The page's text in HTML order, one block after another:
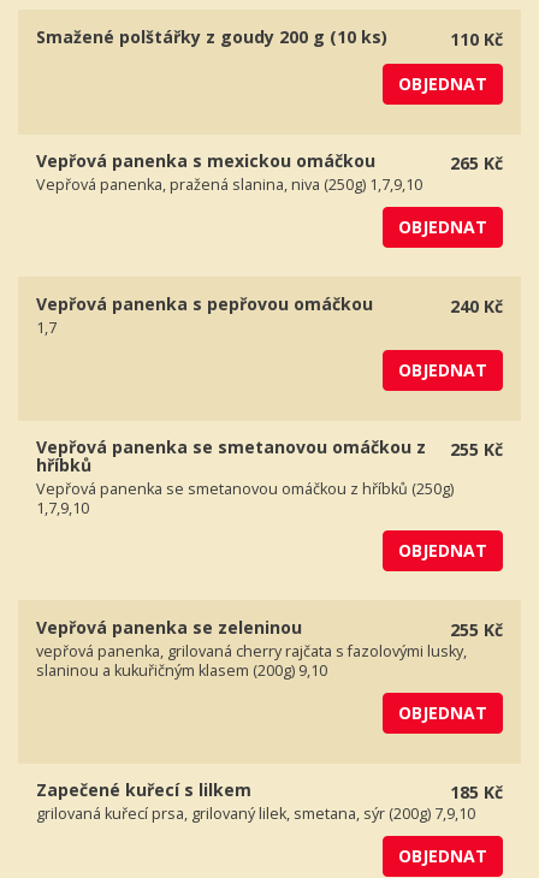
110 Kč
Smažené polštářky z goudy 200 g (10 ks)
OBJEDNAT
265 Kč
Vepřová panenka s mexickou omáčkou
Vepřová panenka, pražená slanina, niva (250g) 1,7,9,10
OBJEDNAT
240 Kč
Vepřová panenka s pepřovou omáčkou
1,7
OBJEDNAT
255 Kč
Vepřová panenka se smetanovou omáčkou z
hříbků
Vepřová panenka se smetanovou omáčkou z hříbků (250g)
1,7,9,10
OBJEDNAT
255 Kč
Vepřová panenka se zeleninou
vepřová panenka, grilovaná cherry rajčata s fazolovými lusky,
slaninou a kukuřičným klasem (200g) 9,10
OBJEDNAT
185 Kč
Zapečené kuřecí s lilkem
grilovaná kuřecí prsa, grilovaný lilek, smetana, sýr (200g) 7,9,10
OBJEDNAT